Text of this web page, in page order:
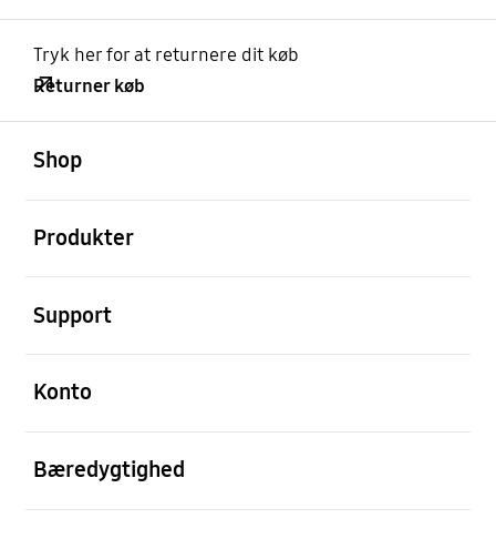
Tryk her for at returnere dit køb
Returner køb
Shop
Produkter
Support
Konto
Bæredygtighed